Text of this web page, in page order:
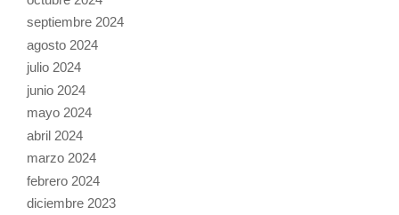
septiembre 2024
agosto 2024
julio 2024
junio 2024
mayo 2024
abril 2024
marzo 2024
febrero 2024
diciembre 2023